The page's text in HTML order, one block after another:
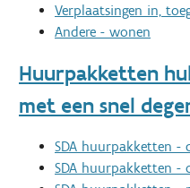
Verplaatsingen in,
Andere - wonen
Huurpakketten
met een snel
SDA huurpakketten -
SDA huurpakketten -